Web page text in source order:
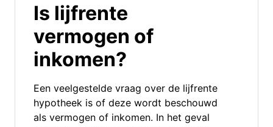
Is lijfrente
vermogen of
inkomen?
Een veelgestelde vraag over de lijfrente
hypotheek is of deze wordt beschouwd
als vermogen of inkomen. In het geval